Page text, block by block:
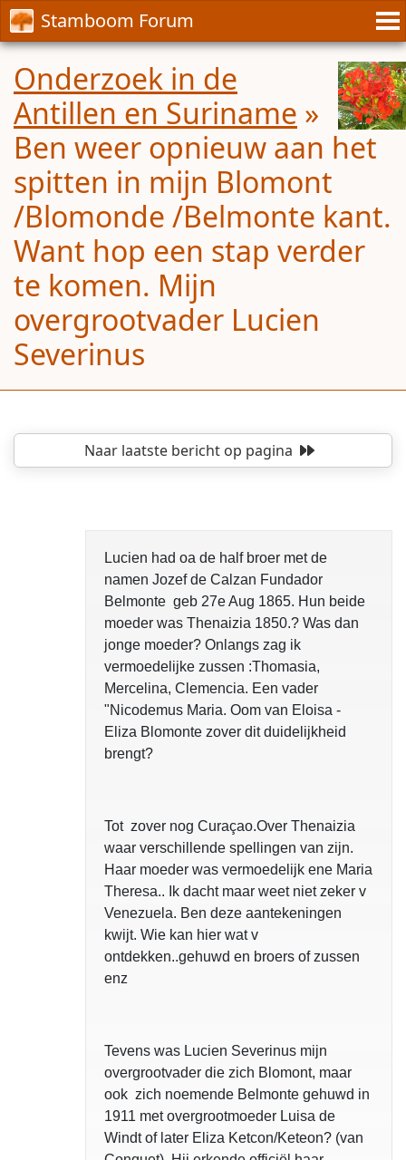
Stamboom Forum
Onderzoek in de
Antillen en Suriname »
Ben weer opnieuw aan het
spitten in mijn Blomont
/Blomonde /Belmonte kant.
Want hop een stap verder
te komen. Mijn
overgrootvader Lucien
Severinus
Naar laatste berichtop pagina
Lucien had oa de half broer met de
namen Jozef de Calzan Fundador
Belmonte geb 27e Aug 1865. Hun beide
moeder was Thenaizia 1850.? Was dan
jonge moeder? Onlangs zag ik
vermoedelijke zussen :Thomasia,
Mercelina, Clemencia. Een vader
"Nicodemus Maria. Oom van Eloisa -
Eliza Blomonte zover dit duidelijkheid
brengt?
Tot zover nog Curaçao.Over Thenaizia
waar verschillende spellingen van zijn.
Haar moeder was vermoedelijk ene Maria
Theresa.. Ik dacht maar weet niet zeker v
Venezuela. Ben deze aantekeningen
kwijt. Wie kan hier wat v
ontdekken..gehuwd en broers of zussen
enz
Tevens was Lucien Severinus mijn
overgrootvader die zich Blomont, maar
ook zich noemende Belmonte gehuwd in
1911 met overgrootmoeder Luisa de
Windt of later Eliza Ketcon/Keteon? (van